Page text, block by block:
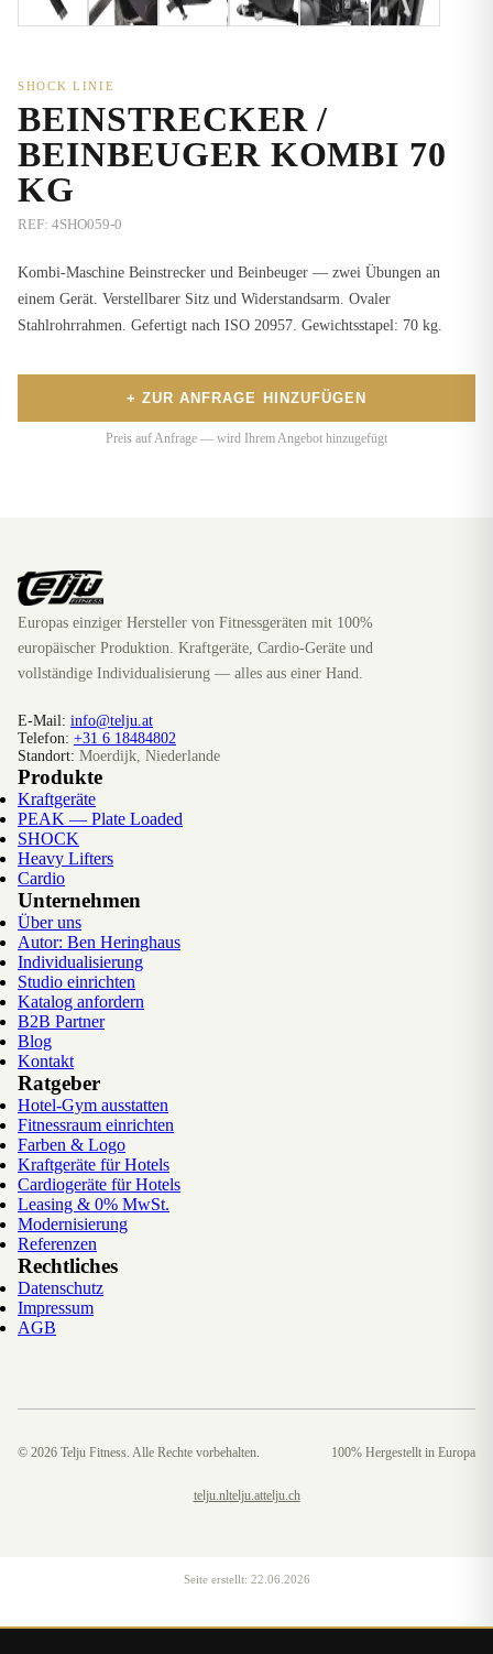
SHOCK LINIE
BEINSTRECKER /
BEINBEUGER KOMBI 70
KG
REF: 4SHO059-0
Kombi-Maschine Beinstrecker und Beinbeuger — zwei Übungen an
einem Gerät. Verstellbarer Sitz und Widerstandsarm. Ovaler
Stahlrohrrahmen. Gefertigt nach ISO 20957. Gewichtsstapel: 70 kg.
+ ZUR ANFRAGE HINZUFÜGEN
Preis auf Anfrage — wird Ihrem Angebot hinzugefügt
Europas einziger Hersteller von Fitnessgeräten mit 100%
europäischer Produktion. Kraftgeräte, Cardio-Geräte und
vollständige Individualisierung — alles aus einer Hand.
E-Mail: info@telju.at
Telefon: +31 6 18484802
Standort: Moerdijk, Niederlande
Produkte
Kraftgeräte
PEAK — Plate Loaded
SHOCK
Heavy Lifters
Cardio
Unternehmen
Über uns
Autor: Ben Heringhaus
Individualisierung
Studio einrichten
Katalog anfordern
B2B Partner
Blog
Kontakt
Ratgeber
Hotel-Gym ausstatten
Fitnessraum einrichten
Farben & Logo
Kraftgeräte für Hotels
Cardiogeräte für Hotels
Leasing & 0% MwSt.
Modernisierung
Referenzen
Rechtliches
Datenschutz
Impressum
AGB
© 2026 Telju Fitness. Alle Rechte vorbehalten. 100% Hergestellt in Europa
telju.nltelju.attelju.ch
Seite erstellt: 22.06.2026